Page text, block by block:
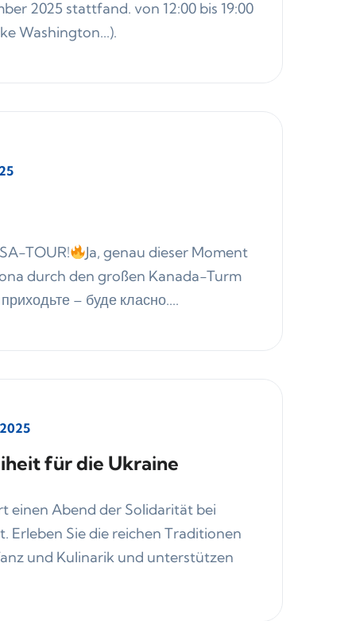
2025 stattfand. von 12:00 bis 19:00
Washington...).
TOUR!
Ja, genau dieser Moment
durch den großen Kanada-Turm
приходьте – буде класно....
für die Ukraine
einen Abend der Solidarität bei
Erleben Sie die reichen Traditionen
und Kulinarik und unterstützen